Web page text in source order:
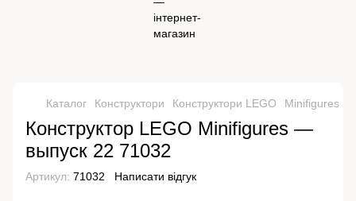
Каталог Конструктори Конструктори LEGO Minifigures
Конструктор LEGO Minifigures —
выпуск 22 71032
Артикул: 71032 Написати відгук